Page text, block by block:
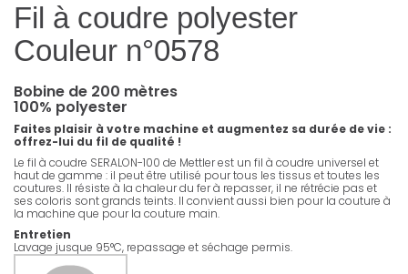
Fil à coudre polyester
Couleur n°0578
Bobine de 200 mètres
100% polyester
Faites plaisir à votre machine et augmentez sa durée de vie :
offrez-lui du fil de qualité !
Le fil à coudre SERALON-100 de Mettler est un fil à coudre universel et
haut de gamme : il peut être utilisé pour tous les tissus et toutes les
coutures. Il résiste à la chaleur du fer à repasser, il ne rétrécie pas et
ses coloris sont grands teints. Il convient aussi bien pour la couture à
la machine que pour la couture main.
Entretien
Lavage jusque 95°C, repassage et séchage permis.